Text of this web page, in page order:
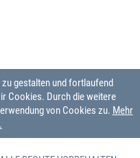
gestalten und fortlaufend
Cookies. Durch die weitere
von Cookies zu. Mehr